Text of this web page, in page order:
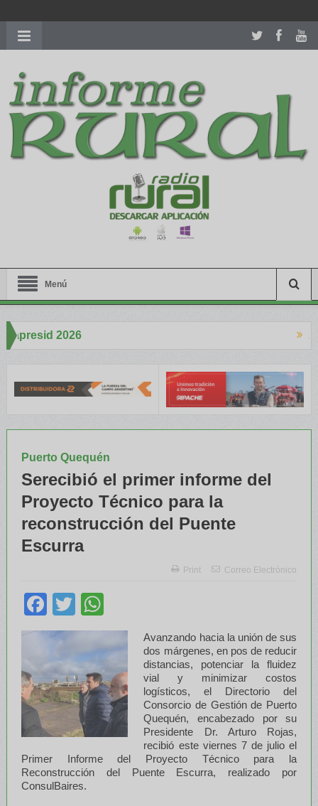
richardmillereplica
women.patekphilippe.tofor sale in usa recognized command with
dining room table ceremony. welcome to our
perfectwatches.is
shop. best youngsexdoll.comwith professional customer
services. 1: 1 design high
https://reallydiamond.com/
Menú
Puerto Quequén
Serecibió el primer informe del
Proyecto Técnico para la
reconstrucción del Puente
Escurra
Print Correo Electrónico
Facebook
Twitter
Avanzando hacia la unión de sus
dos márgenes, en pos de reducir
distancias, potenciar la fluidez
vial y minimizar costos
logísticos, el Directorio del
Consorcio de Gestión de Puerto
Quequén, encabezado por su
Presidente Dr. Arturo Rojas,
recibió este viernes 7 de julio el
Primer Informe del Proyecto Técnico para la
Reconstrucción del Puente Escurra, realizado por
ConsulBaires.